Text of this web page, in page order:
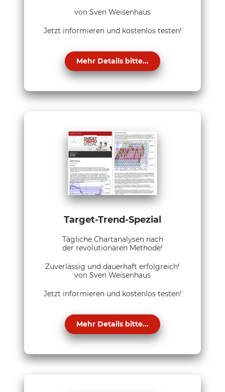
von Sven Weisenhaus
Jetzt informieren und kostenlos testen!
Mehr Details bitte...
Target-Trend-Spezial
Tägliche Chartanalysen nach
der revolutionären Methode!
Zuverlässig und dauerhaft erfolgreich!
von Sven Weisenhaus
Jetzt informieren und kostenlos testen!
Mehr Details bitte...